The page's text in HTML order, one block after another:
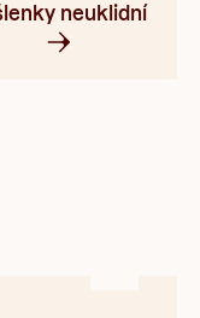
neuklidní